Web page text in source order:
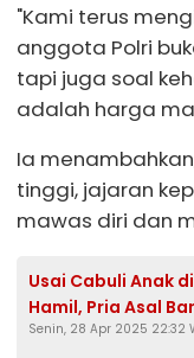
"Kami terus
anggota Polri
tapi juga soal
adalah harga
Ia
tinggi, jajaran
mawas diri dan
Usai Cabuli Anak
Hamil, Pria Asal
Melarikan Diri
Senin, 28 Apr 2025 22:32